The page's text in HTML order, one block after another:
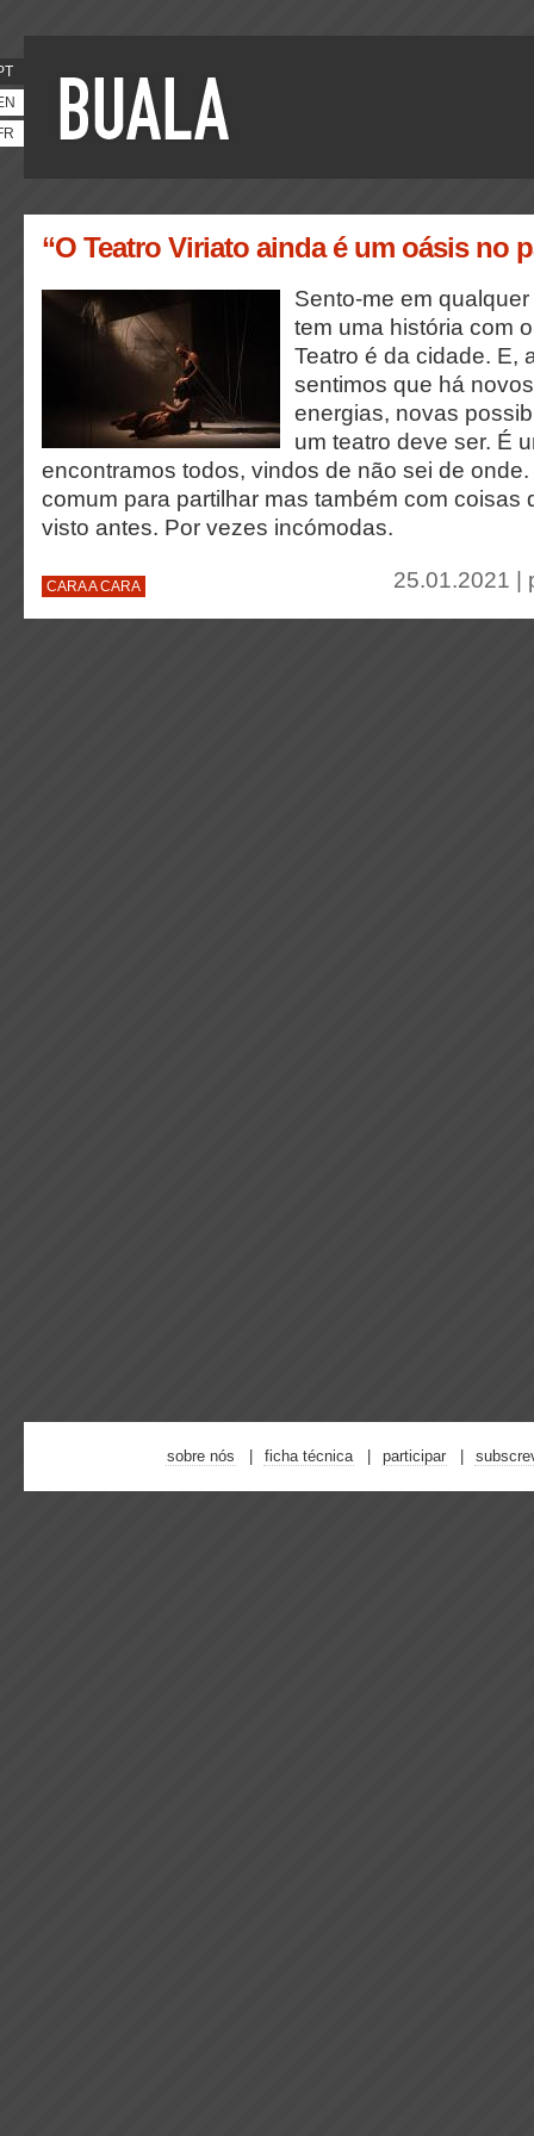
“O Teatro Viriato ainda é um oásis no
Sento-me em
tem uma história com
Teatro é da cidade. E,
sentimos que há
energias, novas
um teatro deve ser. É
encontramos todos, vindos de não sei de
comum para partilhar mas também com coisas
visto antes. Por vezes incómodas.
CARA A CARA 25.01.2021 |
sobre nós ficha técnica participar